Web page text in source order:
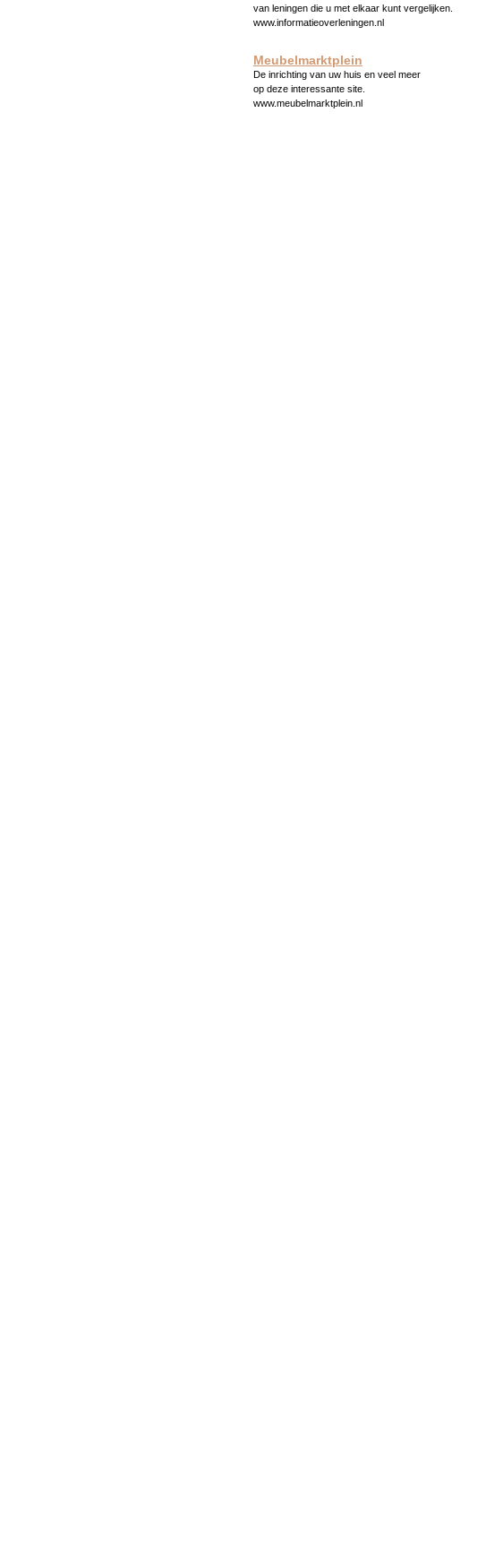
van leningen die u met elkaar kunt vergelijken.
www.informatieoverleningen.nl
Meubelmarktplein
De inrichting van uw huis en veel meer
op deze interessante site.
www.meubelmarktplein.nl